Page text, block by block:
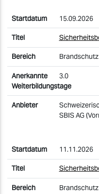
15.09.2026
Brandschutz
3.0
SBIS AG
11.11.2026
Brandschutz